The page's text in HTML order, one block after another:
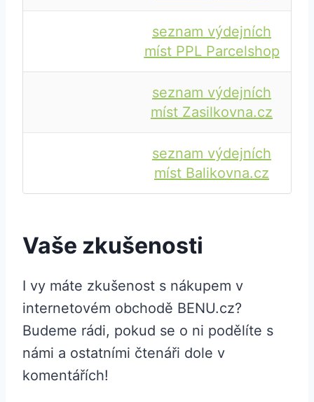
seznam výdejních
míst PPL Parcelshop
seznam výdejních
míst Zasilkovna.cz
seznam výdejních
míst Balikovna.cz
Vaše zkušenosti
I vy máte zkušenost s nákupem v
internetovém obchodě BENU.cz?
Budeme rádi, pokud se o ni podělíte s
námi a ostatními čtenáři dole v
komentářích!